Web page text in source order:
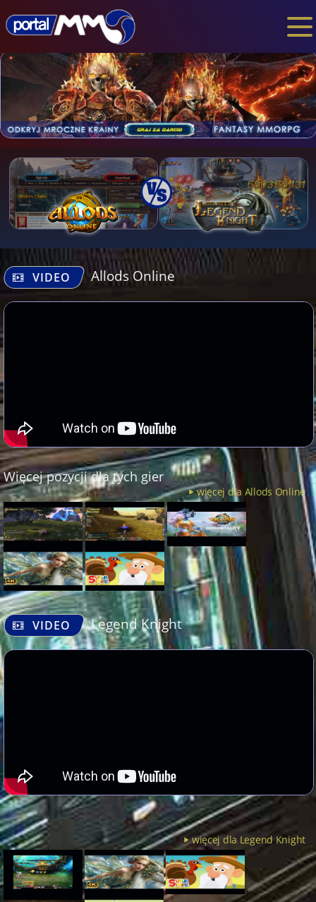
VIDEO Allods Online
Więcej pozycji dla tych gier
więcej dla Allods Online
VIDEO Legend Knight
więcej dla Legend Knight